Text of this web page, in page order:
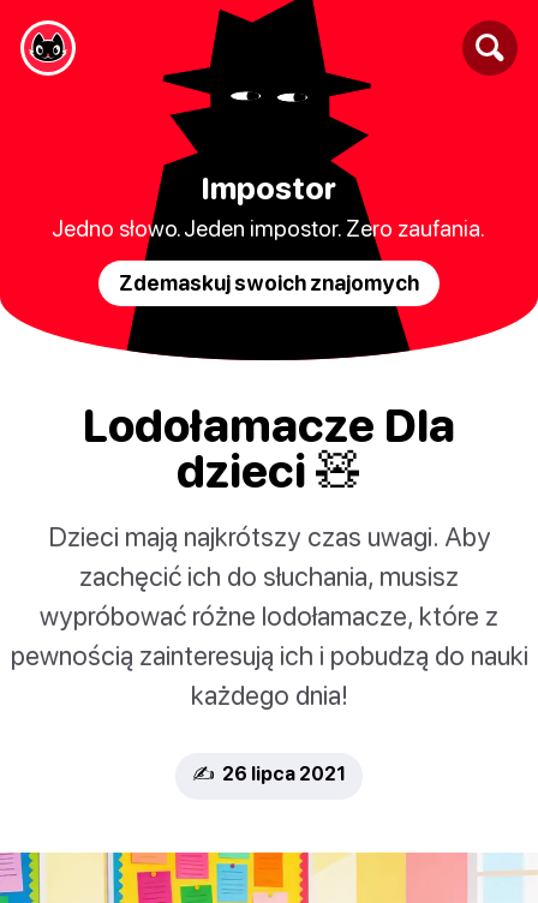
Impostor
Jedno słowo. Jeden impostor. Zero zaufania.
Zdemaskuj swoich znajomych
Lodołamacze Dla
dzieci 🧸
Dzieci mają najkrótszy czas uwagi. Aby
zachęcić ich do słuchania, musisz
wypróbować różne lodołamacze, które z
pewnością zainteresują ich i pobudzą do nauki
każdego dnia!
✍️ 26 lipca 2021